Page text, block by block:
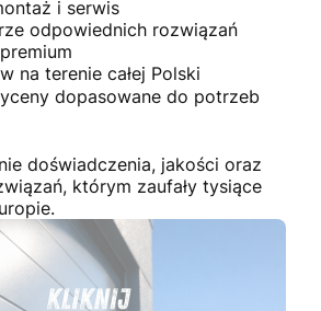
i serwis
odpowiednich rozwiązań
na terenie całej Polski
dopasowane do potrzeb
doświadczenia, jakości oraz
którym zaufały tysiące